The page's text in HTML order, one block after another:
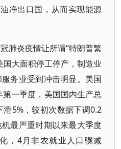
净出口国，从而实现能源
肺炎疫情让所谓“特朗普繁
国大面积停工停产，制造业
务业受到冲击明显。美国
一季度，美国国内生产总
5%，较初次数据下调0.2
最严重时期以来最大季度
，4月非农就业人口骤减